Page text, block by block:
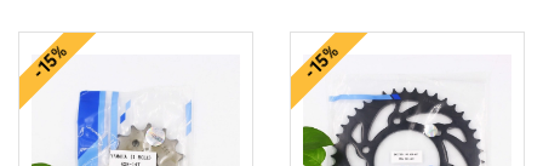
-15% -15%